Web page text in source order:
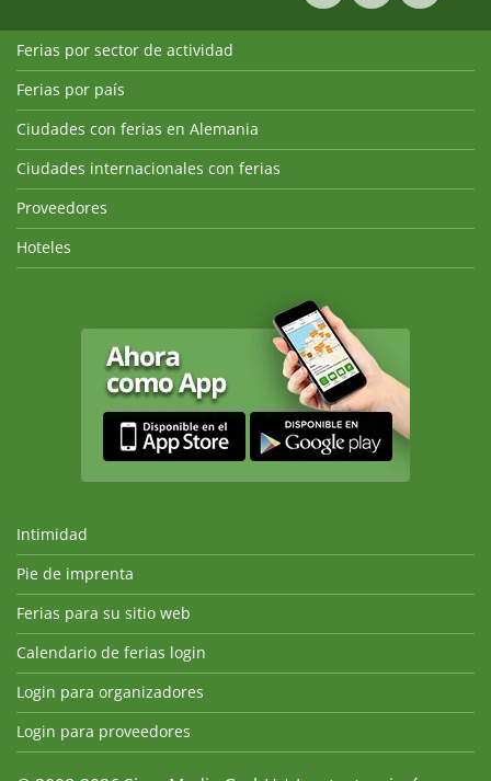
Ferias por sector de actividad
Ferias por país
Ciudades con ferias en Alemania
Ciudades internacionales con ferias
Proveedores
Hoteles
Intimidad
Pie de imprenta
Ferias para su sitio web
Calendario de ferias login
Login para organizadores
Login para proveedores